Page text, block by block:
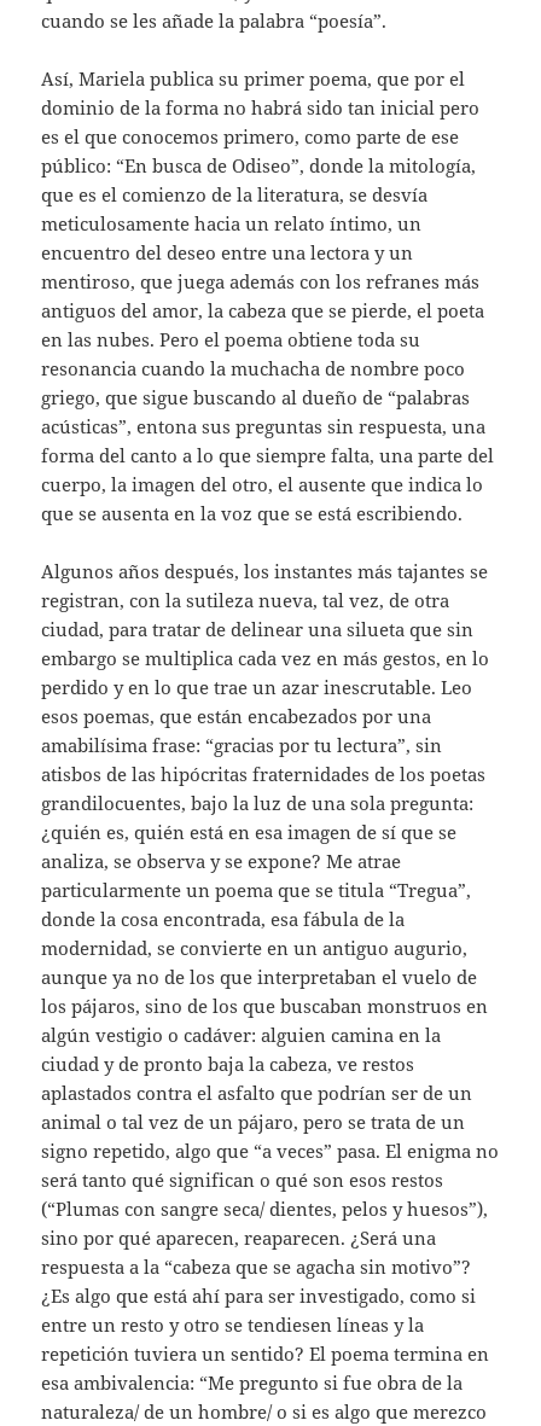
cuando se les añade la palabra “poesía”.
Así, Mariela publica su primer poema, que por el
dominio de la forma no habrá sido tan inicial pero
es el que conocemos primero, como parte de ese
público: “En busca de Odiseo”, donde la mitología,
que es el comienzo de la literatura, se desvía
meticulosamente hacia un relato íntimo, un
encuentro del deseo entre una lectora y un
mentiroso, que juega además con los refranes más
antiguos del amor, la cabeza que se pierde, el poeta
en las nubes. Pero el poema obtiene toda su
resonancia cuando la muchacha de nombre poco
griego, que sigue buscando al dueño de “palabras
acústicas”, entona sus preguntas sin respuesta, una
forma del canto a lo que siempre falta, una parte del
cuerpo, la imagen del otro, el ausente que indica lo
que se ausenta en la voz que se está escribiendo.
Algunos años después, los instantes más tajantes se
registran, con la sutileza nueva, tal vez, de otra
ciudad, para tratar de delinear una silueta que sin
embargo se multiplica cada vez en más gestos, en lo
perdido y en lo que trae un azar inescrutable. Leo
esos poemas, que están encabezados por una
amabilísima frase: “gracias por tu lectura”, sin
atisbos de las hipócritas fraternidades de los poetas
grandilocuentes, bajo la luz de una sola pregunta:
¿quién es, quién está en esa imagen de sí que se
analiza, se observa y se expone? Me atrae
particularmente un poema que se titula “Tregua”,
donde la cosa encontrada, esa fábula de la
modernidad, se convierte en un antiguo augurio,
aunque ya no de los que interpretaban el vuelo de
los pájaros, sino de los que buscaban monstruos en
algún vestigio o cadáver: alguien camina en la
ciudad y de pronto baja la cabeza, ve restos
aplastados contra el asfalto que podrían ser de un
animal o tal vez de un pájaro, pero se trata de un
signo repetido, algo que “a veces” pasa. El enigma no
será tanto qué significan o qué son esos restos
(“Plumas con sangre seca/ dientes, pelos y huesos”),
sino por qué aparecen, reaparecen. ¿Será una
respuesta a la “cabeza que se agacha sin motivo”?
¿Es algo que está ahí para ser investigado, como si
entre un resto y otro se tendiesen líneas y la
repetición tuviera un sentido? El poema termina en
esa ambivalencia: “Me pregunto si fue obra de la
naturaleza/ de un hombre/ o si es algo que merezco